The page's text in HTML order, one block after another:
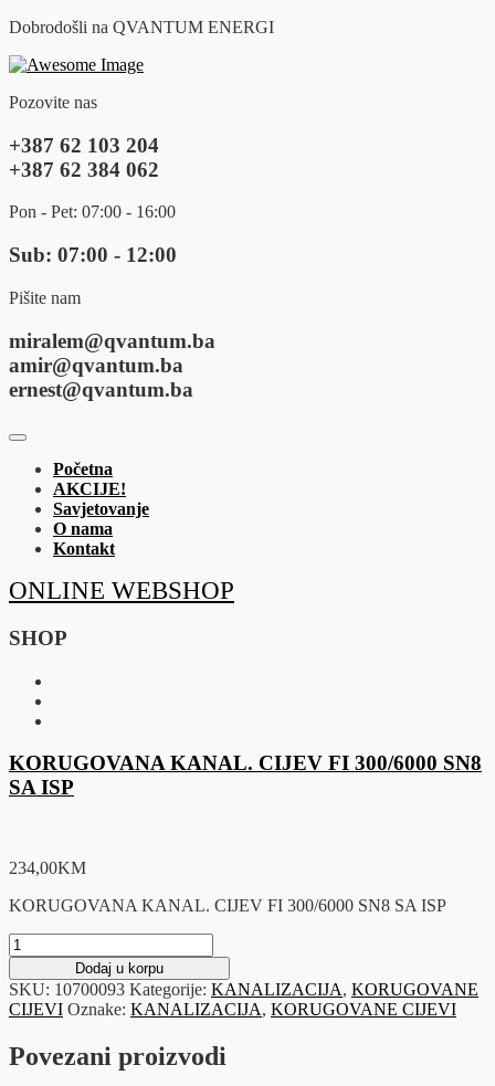
Dobrodošli na QVANTUM ENERGI
Pozovite nas
+387 62 103 204
+387 62 384 062
Pon - Pet: 07:00 - 16:00
Sub: 07:00 - 12:00
Pišite nam
miralem@qvantum.ba
amir@qvantum.ba
ernest@qvantum.ba
Početna
AKCIJE!
Savjetovanje
O nama
Kontakt
ONLINE WEBSHOP
SHOP
KORUGOVANA KANAL. CIJEV FI 300/6000 SN8
SA ISP
234,00KM
KORUGOVANA KANAL. CIJEV FI 300/6000 SN8 SA ISP
KORUGOVANA
KANAL.
CIJEV
FI
300/6000
SA
Dodaj u korpu
SKU: 10700093 Kategorije: KANALIZACIJA, KORUGOVANE
CIJEVI Oznake: KANALIZACIJA, KORUGOVANE CIJEVI
Povezani proizvodi